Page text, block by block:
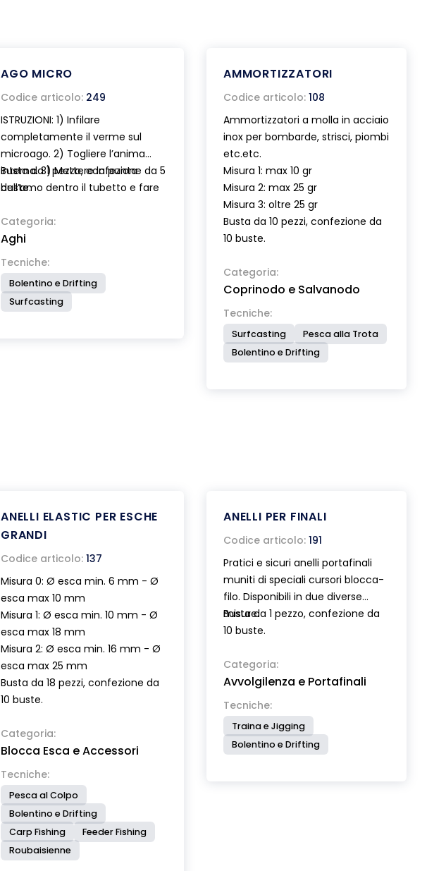
AGO MICRO
Codice articolo: 249
ISTRUZIONI: 1) Infilare
completamente il verme sul
microago. 2) Togliere l’anima
interna. 3) Mettere la punta
dell’amo dentro il tubetto e fare
OPPURE: 3 bis) Infilare il finale
dentro il tubetto e fare scorrere il
verme sul filo. (Fig.B).
Busta da 1 pezzo, confezione da 5
buste.
Categoria:
Aghi
Tecniche:
Bolentino e Drifting
Surfcasting
AMMORTIZZATORI
Codice articolo: 108
Ammortizzatori a molla in acciaio
inox per bombarde, strisci, piombi
etc.etc.
Misura 1: max 10 gr
Misura 2: max 25 gr
Misura 3: oltre 25 gr
Busta da 10 pezzi, confezione da
10 buste.
Categoria:
Coprinodo e Salvanodo
Tecniche:
Surfcasting
Pesca alla Trota
Bolentino e Drifting
ANELLI ELASTIC PER ESCHE
GRANDI
Codice articolo: 137
Misura 0: Ø esca min. 6 mm - Ø
esca max 10 mm
Misura 1: Ø esca min. 10 mm - Ø
esca max 18 mm
Misura 2: Ø esca min. 16 mm - Ø
esca max 25 mm
Busta da 18 pezzi, confezione da
10 buste.
Categoria:
Blocca Esca e Accessori
Tecniche:
Pesca al Colpo
Bolentino e Drifting
Carp Fishing
Feeder Fishing
Roubaisienne
ANELLI PER FINALI
Codice articolo: 191
Pratici e sicuri anelli portafinali
muniti di speciali cursori blocca-
filo. Disponibili in due diverse
misure.
Busta da 1 pezzo, confezione da
10 buste.
Categoria:
Avvolgilenza e Portafinali
Tecniche:
Traina e Jigging
Bolentino e Drifting